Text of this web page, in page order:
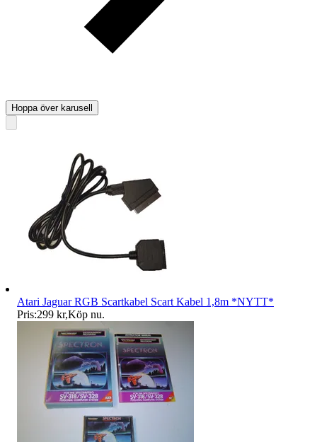
Hoppa över karusell
Atari Jaguar RGB Scartkabel Scart Kabel 1,8m *NYTT*
Pris:299 kr,Köp nu.